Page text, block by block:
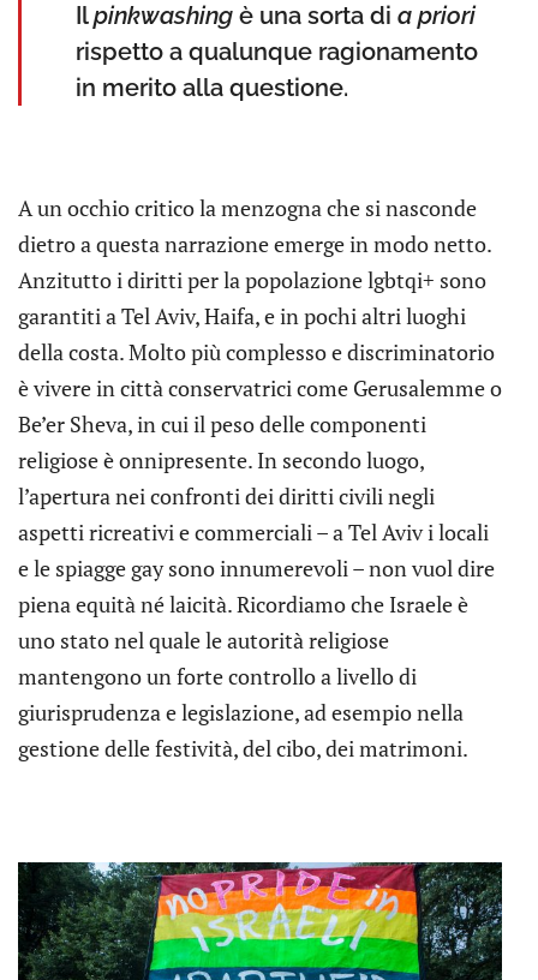
Ilpinkwashing è una sorta di a priori
rispetto a qualunque ragionamento
in merito alla questione.
A un occhio critico la menzogna che si nasconde
dietro a questa narrazione emerge in modo netto.
Anzitutto i diritti per la popolazione lgbtqi+ sono
garantiti a Tel Aviv, Haifa, e in pochi altri luoghi
della costa. Molto più complesso e discriminatorio
è vivere in città conservatrici come Gerusalemme o
Be’er Sheva, in cui il peso delle componenti
religiose è onnipresente. In secondo luogo,
l’apertura nei confronti dei diritti civili negli
aspetti ricreativi e commerciali – a Tel Aviv i locali
e le spiagge gay sono innumerevoli – non vuol dire
piena equità né laicità. Ricordiamo che Israele è
uno stato nel quale le autorità religiose
mantengono un forte controllo a livello di
giurisprudenza e legislazione, ad esempio nella
gestione delle festività, del cibo, dei matrimoni.